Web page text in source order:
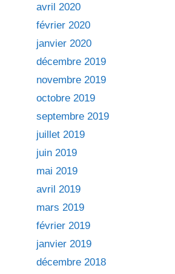
avril 2020
février 2020
janvier 2020
décembre 2019
novembre 2019
octobre 2019
septembre 2019
juillet 2019
juin 2019
mai 2019
avril 2019
mars 2019
février 2019
janvier 2019
décembre 2018